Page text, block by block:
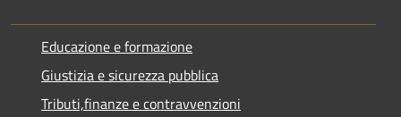
Educazione e formazione
Giustizia e sicurezza pubblica
Tributi,finanze e contravvenzioni